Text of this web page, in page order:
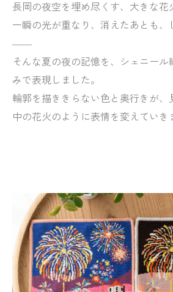
長岡の夜空を埋め尽くす、大きな花
一瞬の光が重なり、消えたあとも、
――
そんな夏の夜の記憶を、シェニール
みで表現しました。
輪郭を描ききらない色と奥行きが、
中の花火のように表情を変えていき